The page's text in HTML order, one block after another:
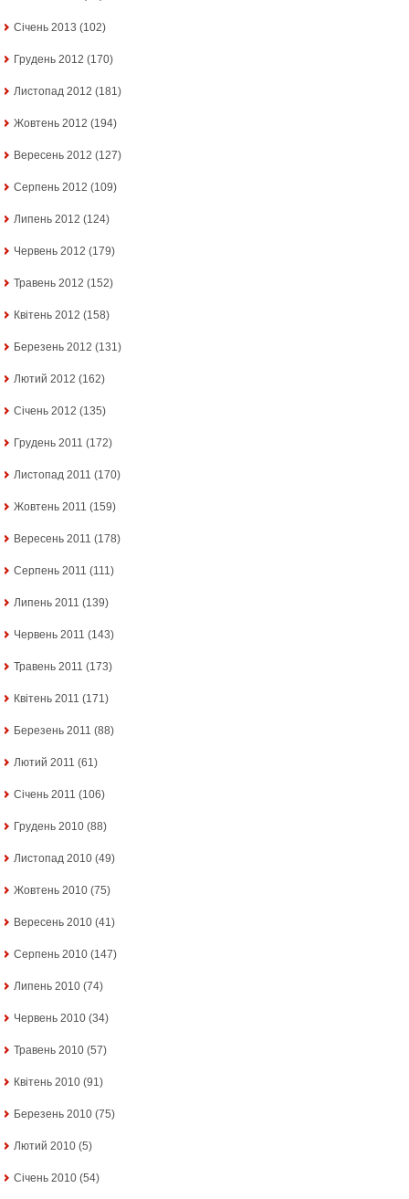
Січень 2013 (102)
Грудень 2012 (170)
Листопад 2012 (181)
Жовтень 2012 (194)
Вересень 2012 (127)
Серпень 2012 (109)
Липень 2012 (124)
Червень 2012 (179)
Травень 2012 (152)
Квітень 2012 (158)
Березень 2012 (131)
Лютий 2012 (162)
Січень 2012 (135)
Грудень 2011 (172)
Листопад 2011 (170)
Жовтень 2011 (159)
Вересень 2011 (178)
Серпень 2011 (111)
Липень 2011 (139)
Червень 2011 (143)
Травень 2011 (173)
Квітень 2011 (171)
Березень 2011 (88)
Лютий 2011 (61)
Січень 2011 (106)
Грудень 2010 (88)
Листопад 2010 (49)
Жовтень 2010 (75)
Вересень 2010 (41)
Серпень 2010 (147)
Липень 2010 (74)
Червень 2010 (34)
Травень 2010 (57)
Квітень 2010 (91)
Березень 2010 (75)
Лютий 2010 (5)
Січень 2010 (54)